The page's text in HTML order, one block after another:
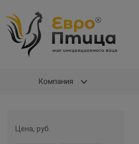
Компания
Цена, руб.